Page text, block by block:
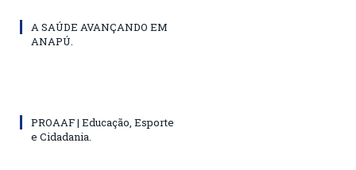
A SAÚDE AVANÇANDO EM
ANAPÚ.
PROAAF | Educação, Esporte
e Cidadania.